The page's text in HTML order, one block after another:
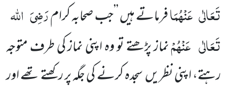
تَعَالٰی عَنْہُمَافرماتے ہیں ’’جب صحابہ کرامرَضِیَ اللہ
تَعَالٰی عَنْہُمْنماز پڑھتے تو وہ اپنی نماز کی طرف متوجہ
رہتے، اپنی نظریں سجدہ کرنے کی جگہ پر رکھتے تھے اور